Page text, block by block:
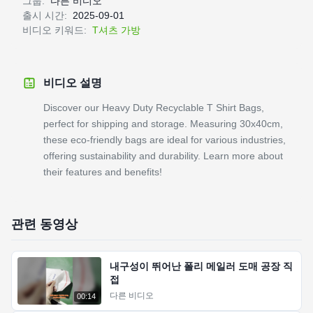
출시 시간:
2025-09-01
비디오 키워드: T셔츠 가방
비디오 설명
Discover our Heavy Duty Recyclable T Shirt Bags,
perfect for shipping and storage. Measuring 30x40cm,
these eco-friendly bags are ideal for various industries,
offering sustainability and durability. Learn more about
their features and benefits!
관련 동영상
00:14
내구성이 뛰어난 폴리 메일러 도매 공장 직
접
다른 비디오